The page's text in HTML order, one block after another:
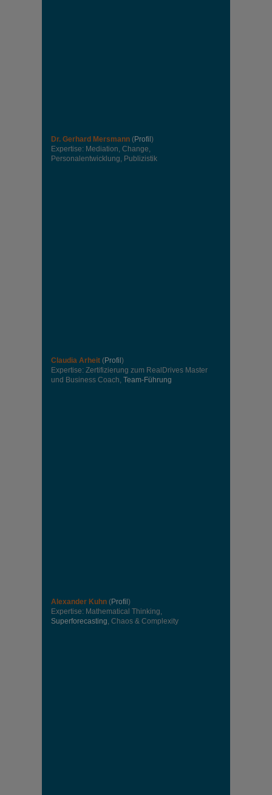
Dr. Gerhard Mersmann (Profil )
Expertise: Mediation, Change,
Personalentwicklung, Publizistik
Claudia Arheit (Profil )
Expertise: Zertifizierung zum RealDrives Master
und Business Coach, Team-Führung
Alexander Kuhn (Profil )
Expertise: Mathematical Thinking,
Superforecasting, Chaos & Complexity